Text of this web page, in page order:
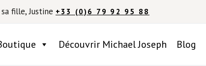
fille, Justine +33 (0)6 79 92 95 88
Découvrir Michael Joseph Blog